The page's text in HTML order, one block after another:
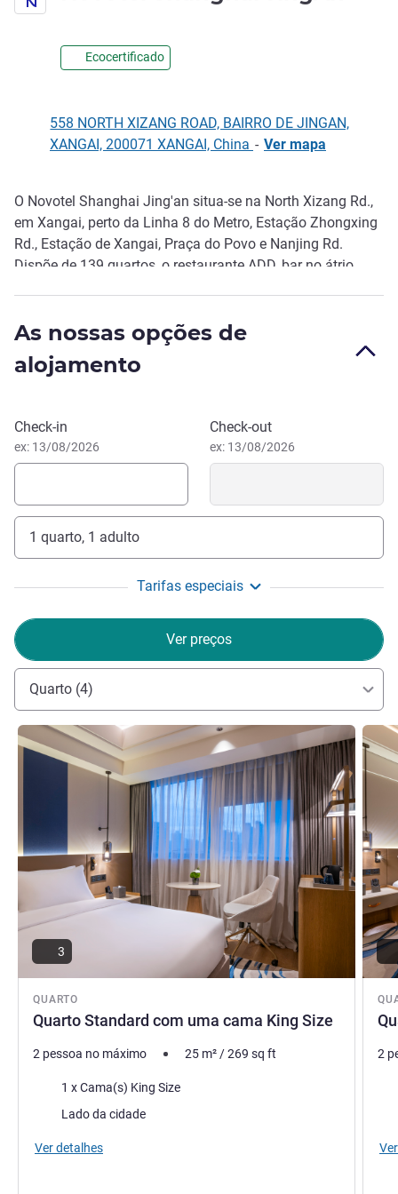
Ecocertificado
558 NORTH XIZANG ROAD, BAIRRO DE JINGAN,
XANGAI, 200071 XANGAI, China - Ver mapa
Descrição
O Novotel Shanghai Jing'an situa-se na North Xizang Rd.,
em Xangai, perto da Linha 8 do Metro, Estação Zhongxing
Rd., Estação de Xangai, Praça do Povo e Nanjing Rd.
Dispõe de 139 quartos, o restaurante ADD, bar no átrio,
comodidade dos hóspedes. A equipa do hotel está
empenhada em assegurar que a sua estadia seja perfeita.
As nossas opções de
alojamento
Reservar este hotel
Check-in
ex: 13/08/2026
Check-out
ex: 13/08/2026
1 quarto, 1 adulto
Tarifas especiais
Ver preços
Quarto (4)
QUARTO
Quarto Standard com uma cama King Size
Ver detalhes
3
2 pessoa no máximo 25 m²/269 sq ft
Cama1 x Cama(s) King Size
Vistas:Lado da cidade
Ver detalhes
Ver
2